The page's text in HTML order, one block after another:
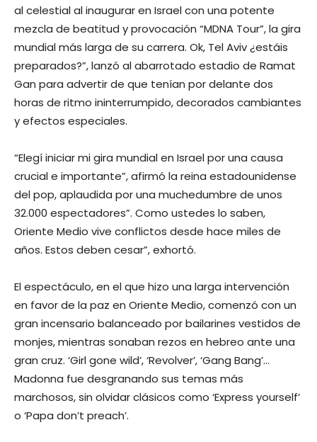
al celestial al inaugurar en Israel con una potente
mezcla de beatitud y provocación “MDNA Tour”, la gira
mundial más larga de su carrera. Ok, Tel Aviv ¿estáis
preparados?”, lanzó al abarrotado estadio de Ramat
Gan para advertir de que tenían por delante dos
horas de ritmo ininterrumpido, decorados cambiantes
y efectos especiales.
“Elegí iniciar mi gira mundial en Israel por una causa
crucial e importante”, afirmó la reina estadounidense
del pop, aplaudida por una muchedumbre de unos
32.000 espectadores”. Como ustedes lo saben,
Oriente Medio vive conflictos desde hace miles de
años. Estos deben cesar”, exhortó.
El espectáculo, en el que hizo una larga intervención
en favor de la paz en Oriente Medio, comenzó con un
gran incensario balanceado por bailarines vestidos de
monjes, mientras sonaban rezos en hebreo ante una
gran cruz. ‘Girl gone wild’, ‘Revolver’, ‘Gang Bang’…
Madonna fue desgranando sus temas más
marchosos, sin olvidar clásicos como ‘Express yourself’
o ‘Papa don’t preach’.